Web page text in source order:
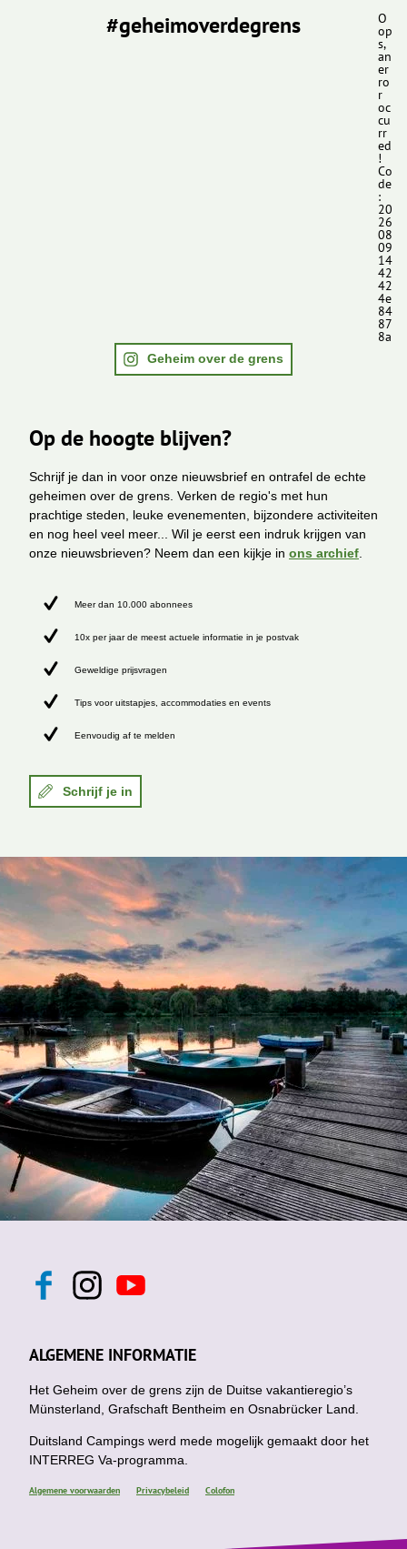
#geheimoverdegrens O
op
s,
an
er
ro
r
oc
cu
rr
ed
!
Co
de
:
20
26
08
09
14
42
42
4e
84
87
8a
Geheim over de grens
Op de hoogte blijven?
Schrijf je dan in voor onze nieuwsbrief en ontrafel de echte
geheimen over de grens. Verken de regio's met hun
prachtige steden, leuke evenementen, bijzondere activiteiten
en nog heel veel meer... Wil je eerst een indruk krijgen van
onze nieuwsbrieven? Neem dan een kijkje in ons archief
Meer dan 10.000 abonnees
10x per jaar de meest actuele informatie in je postvak
Geweldige prijsvragen
Tips voor uitstapjes, accommodaties en events
Eenvoudig af te melden
Schrijf je in
F
b
o
k
I
n
a
g
a
m
Y
o
u
b
ALGEMENE INFORMATIE
Het Geheim over de grens zijn de Duitse vakantieregio’s
Münsterland, Grafschaft Bentheim en Osnabrücker Land.
Duitsland Campings werd mede mogelijk gemaakt door het
INTERREG Va-programma.
Algemene voorwaarden Privacybeleid Colofon